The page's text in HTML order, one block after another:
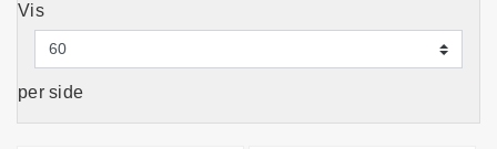
Vis
per side